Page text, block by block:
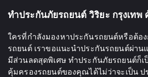
ทำประกันภัยรถยนต์ วิริยะ กรุงเทพ
ใครที่กำลังมองหาประกันรถยนต์หรือต้อ
รถยนต์ เราขอแนะนำประกันรถยนต์ผ่าน
มีส่วนลดสุดพิเศษ ทำประกันภัยรถยนต์ก็
คุ้มครองรถยนต์ของคุณได้ไม่ว่าจะเป็น